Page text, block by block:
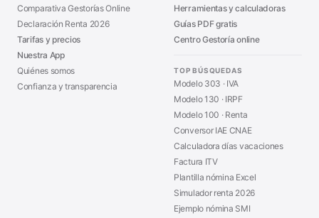
Comparativa Gestorías Online
Declaración Renta 2026
Tarifas y precios
Nuestra App
Quiénes somos
Confianza y transparencia
Herramientas y calculadoras
Guías PDF gratis
Centro Gestoría online
TOP BÚSQUEDAS
Modelo 303 · IVA
Modelo 130 · IRPF
Modelo 100 · Renta
Conversor IAE CNAE
Calculadora días vacaciones
Factura ITV
Plantilla nómina Excel
Simulador renta 2026
Ejemplo nómina SMI